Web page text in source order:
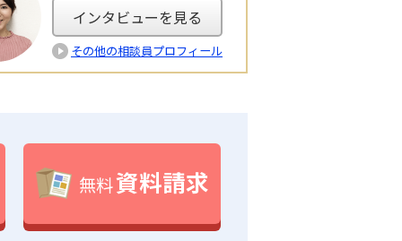
インタビューを見る
その他の相談員プロフィール
無料資料請求